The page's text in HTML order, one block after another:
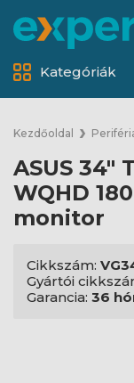
Kategóriák
Kezdőoldal
ASUS 34"
WQHD
monitor
Cikkszám:
Gyártói
Garancia: 36